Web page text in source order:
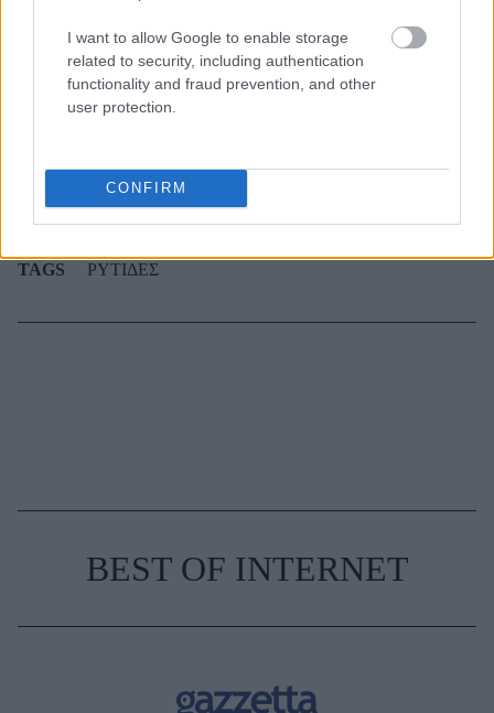
I want to allow Google to enable storage
related to security, including authentication
functionality and fraud prevention, and other
user protection.
CONFIRM
Όσοι μεγάλωσαν χωρίς κινητά, απέκτησαν 6
δεξιότητες ζωής που οι νέοι δεν θα μάθουν ποτέ
10 διάφανα γαλλικά μανικιούρ για το απόλυτο
TAGS ΡΥΤΙΔΕΣ
BEST OF INTERNET